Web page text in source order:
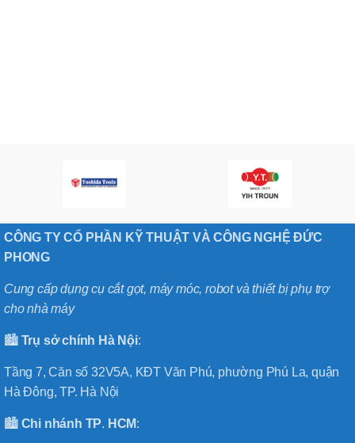
CÔNG TY CỔ PHẦN KỸ THUẬT VÀ CÔNG NGHỆ ĐỨC
PHONG
Cung cấp dụng cụ cắt gọt, máy móc, robot và thiết bị phụ trợ
cho nhà máy
🏙️ Trụ sở chính Hà Nội:
Tầng 7, Căn số 32V5A, KĐT Văn Phú, phường Phú La, quận
Hà Đông, TP. Hà Nội
🏙️ Chi nhánh TP. HCM: